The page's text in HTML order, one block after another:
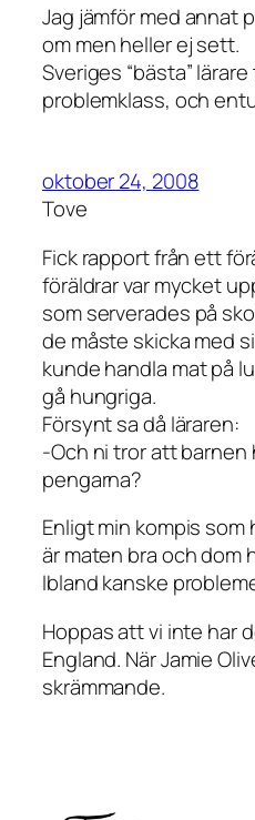
Jag jämför med annat
om men heller ej sett.
Sveriges “bästa”
problemklass, och
oktober 24, 2008
Tove
Fick rapport från ett
föräldrar var mycket
som serverades på
de måste skicka med
kunde handla mat på
gå hungriga.
Försynt sa då läraren:
-Och ni tror att barnen
pengarna?
Enligt min kompis som
är maten bra och dom
Ibland kanske
Hoppas att vi inte har
England. När Jamie
skrämmande.